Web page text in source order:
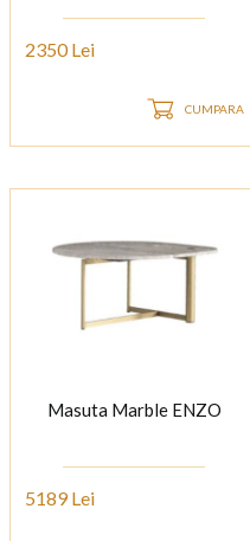
2350 Lei
CUMPARA
Masuta Marble ENZO
5189 Lei